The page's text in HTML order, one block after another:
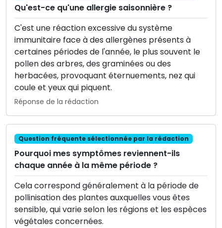
Qu'est-ce qu'une allergie saisonnière ?
C'est une réaction excessive du système
immunitaire face à des allergènes présents à
certaines périodes de l'année, le plus souvent le
pollen des arbres, des graminées ou des
herbacées, provoquant éternuements, nez qui
coule et yeux qui piquent.
Réponse de la rédaction
Question fréquente sélectionnée par la rédaction
Pourquoi mes symptômes reviennent-ils
chaque année à la même période ?
Cela correspond généralement à la période de
pollinisation des plantes auxquelles vous êtes
sensible, qui varie selon les régions et les espèces
végétales concernées.